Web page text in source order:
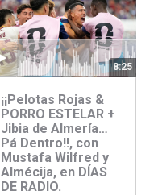
8:25
¡¡Pelotas Rojas &
PORRO ESTELAR +
Jibia de Almería…
Pá Dentro!!, con
Mustafa Wilfred y
Almécija, en DÍAS
DE RADIO.